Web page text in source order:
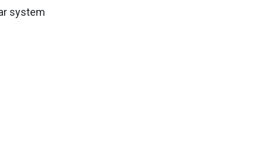
system